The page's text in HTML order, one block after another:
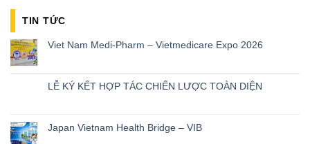
TIN TỨC
Viet Nam Medi-Pharm – Vietmedicare Expo 2026
LỄ KÝ KẾT HỢP TÁC CHIẾN LƯỢC TOÀN DIỆN
Japan Vietnam Health Bridge – VIB